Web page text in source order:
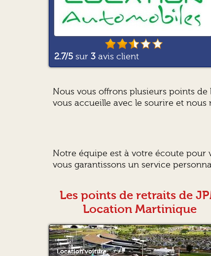
2.7/5sur 3 avis client
Nous vous offrons plusieurs points
vous accueille avec le sourire et
Notre équipe est à votre écoute pour
vous garantissons un service
Les points de retraits de
Location Martinique
Location voiture